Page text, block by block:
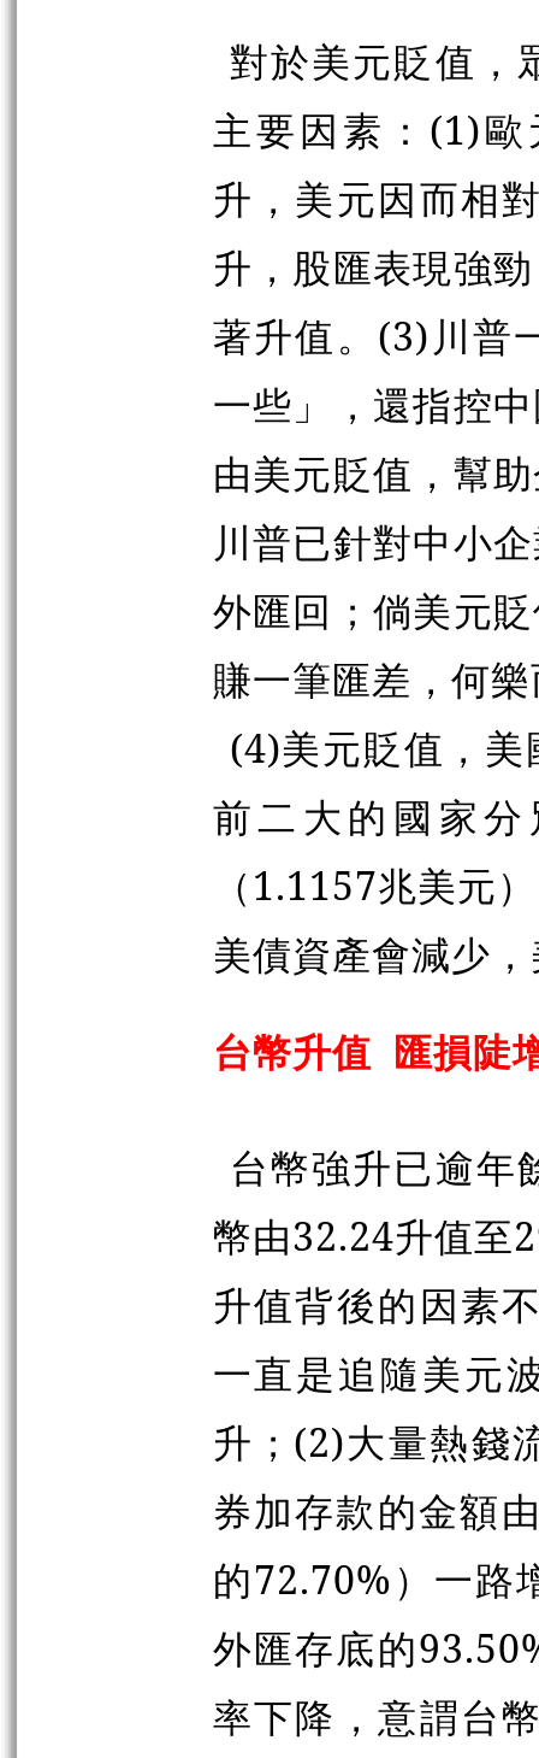
對於美元貶值，
主要因素：(1)
升，美元因而相
升，股匯表現強
著升值。(3)川普
一些」，還指控
由美元貶值，幫
川普已針對中小
外匯回；倘美元
賺一筆匯差，何
(4)美元貶值，
前二大的國家
（1.1157兆美元
美債資產會減少
台幣升值 匯損陡
台幣強升已逾年
幣由32.24升值至
升值背後的因素
一直是追隨美元
升；(2)大量熱錢
券加存款的金額
的72.70%）一路
外匯存底的
率下降，意謂台